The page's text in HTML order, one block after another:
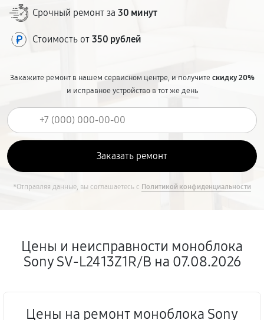
Срочный ремонт за 30 минут
Стоимость от 350 рублей
Закажите ремонт в нашем сервисном центре, и получитескидку 20%
и исправное устройство в тот же день
*Отправляя данные, вы соглашаетесь с Политикой конфиденциальности
Цены и неисправности моноблока
Sony SV-L2413Z1R/B на 07.08.2026
Цены на ремонт моноблока Sony